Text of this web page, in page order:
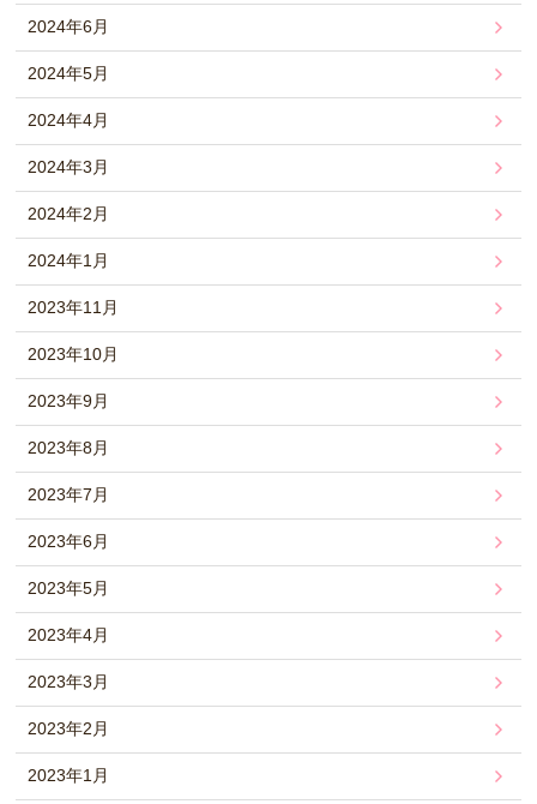
2024年6月
2024年5月
2024年4月
2024年3月
2024年2月
2024年1月
2023年11月
2023年10月
2023年9月
2023年8月
2023年7月
2023年6月
2023年5月
2023年4月
2023年3月
2023年2月
2023年1月